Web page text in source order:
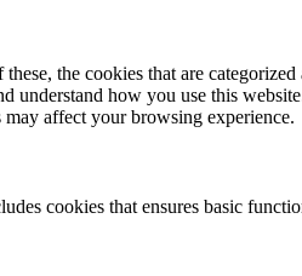
the cookies that are
understand how you use this
affect your browsing experience.
cookies that ensures basic